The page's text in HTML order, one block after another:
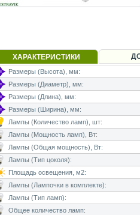
ХАРАКТЕРИСТИКИ
Размеры (Высота), мм:
Размеры (Диаметр), мм:
Размеры (Длина), мм:
Размеры (Ширина), мм:
Лампы (Количество ламп), шт:
Лампы (Мощность ламп), Вт:
Лампы (Общая мощность), Вт:
Лампы (Тип цоколя):
Площадь освещения, м2:
Лампы (Лампочки в комплекте):
Лампы (Тип ламп):
Общее количество ламп: